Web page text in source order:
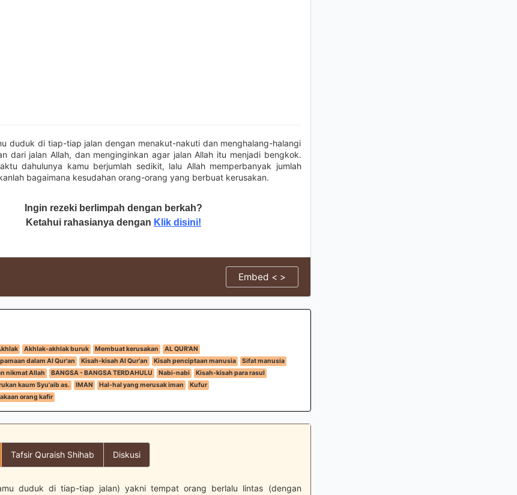
duduk di tiap-tiap jalan dengan menakut-nakuti dan menghalang-halangi
dari jalan Allah, dan menginginkan agar jalan Allah itu menjadi bengkok.
dahulunya kamu berjumlah sedikit, lalu Allah memperbanyak jumlah
bagaimana kesudahan orang-orang yang berbuat kerusakan.
Ingin rezeki berlimpah dengan berkah?
Ketahui rahasianya dengan Klik disini!
Embed < >
Akhlak-akhlak buruk Membuat kerusakan
AL QUR'AN
dalam Al Qur'an
Kisah-kisah Al Qur'an Kisah penciptaan manusia
Sifat manusia
nikmat Allah
BANGSA - BANGSA TERDAHULU Nabi-nabi
Kisah-kisah para rasul
kaum Syu'aib as. IMAN Hal-hal yang merusak iman
Kufur
orang kafir
Tafsir Quraish Shihab Diskusi
duduk di tiap-tiap jalan) yakni tempat orang berlalu lintas (dengan